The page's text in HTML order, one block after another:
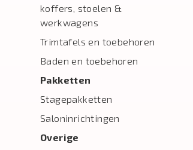
koffers, stoelen &
werkwagens
Trimtafels en toebehoren
Baden en toebehoren
Pakketten
Stagepakketten
Saloninrichtingen
Overige